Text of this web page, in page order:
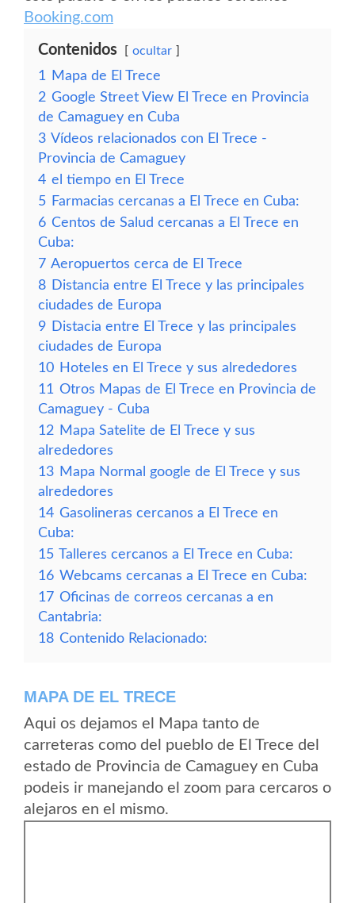
Booking.com
Contenidos ocultar
1
Mapa de El Trece
2 Google Street View El Trece en Provincia
de Camaguey en Cuba
3 Vídeos relacionados con El Trece -
Provincia de Camaguey
4 el tiempo en El Trece
5 Farmacias cercanas a El Trece en Cuba:
6 Centos de Salud cercanas a El Trece en
Cuba:
7 Aeropuertos cerca de El Trece
8 Distancia entre El Trece y las principales
ciudades de Europa
9 Distacia entre El Trece y las principales
ciudades de Europa
10 Hoteles en El Trece y sus alrededores
11 Otros Mapas de El Trece en Provincia de
Camaguey - Cuba
12 Mapa Satelite de El Trece y sus
alrededores
13 Mapa Normal google de El Trece y sus
alrededores
14 Gasolineras cercanos a El Trece en
Cuba:
15 Talleres cercanos a El Trece en Cuba:
16 Webcams cercanas a El Trece en Cuba:
17 Oficinas de correos cercanas a en
Cantabria:
18 Contenido Relacionado:
MAPA DE EL TRECE
Aqui os dejamos el Mapa tanto de
carreteras como del pueblo de El Trece del
estado de Provincia de Camaguey en Cuba
podeis ir manejando el zoom para cercaros o
alejaros en el mismo.